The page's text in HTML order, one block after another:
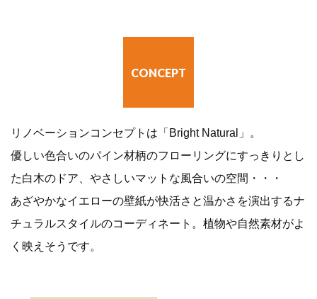
CONCEPT
リノベーションコンセプトは「Bright Natural」。
優しい色合いのパイン材柄のフローリングにすっきりとし
た白木のドア、やさしいマットな風合いの空間・・・
あざやかなイエローの壁紙が快活さと温かさを演出するナ
チュラルスタイルのコーディネート。植物や自然素材がよ
く映えそうです。